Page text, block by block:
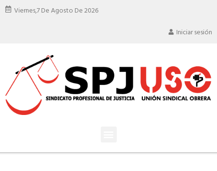
Viernes,7 De Agosto De 2026
Iniciar sesión